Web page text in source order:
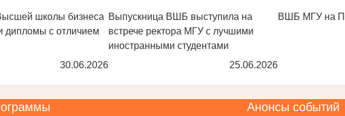
школы бизнеса
дипломы с отличием
30.06.2026
Выпускница ВШБ выступила на
встрече ректора МГУ с лучшими
иностранными студентами
25.06.2026
ВШБ МГУ на
Анонсы событий